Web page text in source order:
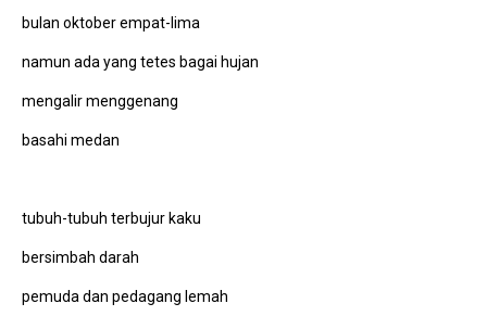
bulan oktober empat-lima
namun ada yang tetes bagai hujan
mengalir menggenang
basahi medan
tubuh-tubuh terbujur kaku
bersimbah darah
pemuda dan pedagang lemah